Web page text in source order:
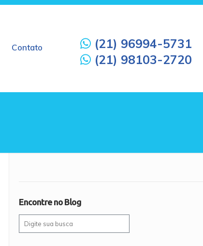
Contato
(21) 96994-5731
(21) 98103-2720
Encontre no Blog